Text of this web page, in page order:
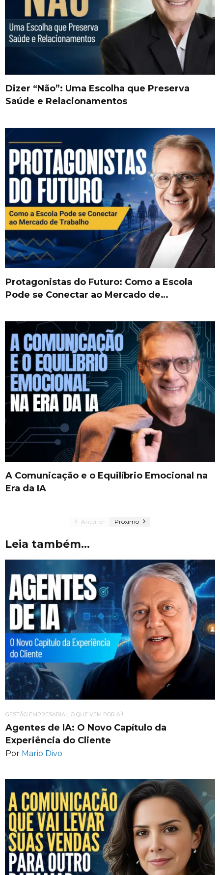
Dizer “Não”: Uma Escolha que Preserva
Saúde e Relacionamentos
Protagonistas do Futuro: Como a Escola
Pode se Conectar ao Mercado de…
A Comunicação e o Equilíbrio Emocional na
Era da IA
Anterior Próximo
Leia também...
GESTÃO EMPRESARIAL: O QUE VEM POR AÍ!
Agentes de IA: O Novo Capítulo da
Experiência do Cliente
Por Mario Divo